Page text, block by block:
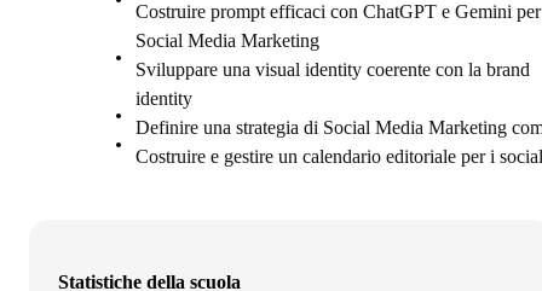
Costruire prompt efficaci con ChatGPT e Gemini
Social Media Marketing
Sviluppare una visual identity coerente con la brand
identity
Definire una strategia di Social Media Marketing
Costruire e gestire un calendario editoriale per i social
Statistiche della scuola